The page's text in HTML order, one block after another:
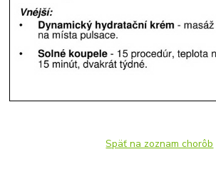
Späť na zoznam chorôb